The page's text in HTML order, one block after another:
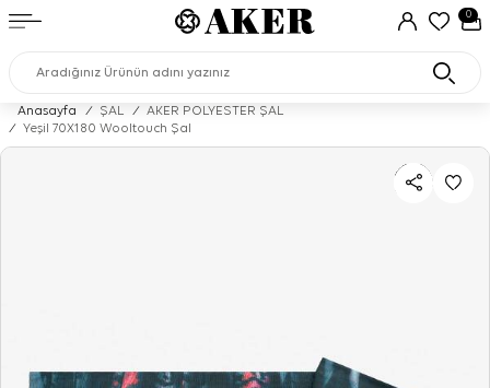
0
Anasayfa / ŞAL /
AKER POLYESTER ŞAL
/
Yeşil 70X180 Wooltouch Şal